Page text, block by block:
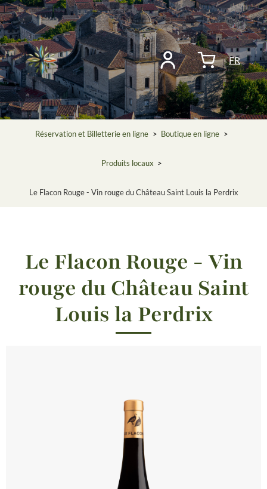
FR
Réservation et Billetterie en ligne > Boutique en ligne >
Produits locaux >
Le Flacon Rouge - Vin rouge du Château Saint Louis la Perdrix
Le Flacon Rouge - Vin
rouge du Château Saint
Louis la Perdrix